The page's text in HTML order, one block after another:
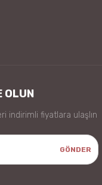
OLUN
indirimli fiyatlara ulaşlın
GÖNDER